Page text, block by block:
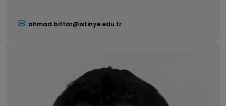
ahmad.bittar@istinye.edu.tr